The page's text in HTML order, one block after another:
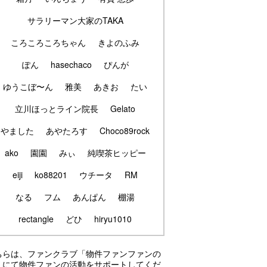
サラリーマン大家のTAKA
ころころころちゃん
きよのふみ
ぽん
hasechaco
ぴんが
ゆうこぼ〜ん
雅美 あきお
たい
立川ほっとライン院長
Gelato
やました
あやたろす
Choco89rock
ako
園園 みぃ
純喫茶ヒッピー
eiji
ko88201 ウチータ
RM
なる
フム あんぱん
棚湯
rectangle
どひ hiryu1010
らは、ファンクラブ「物件ファンファンの
にて物件ファンの活動をサポートしてくだ